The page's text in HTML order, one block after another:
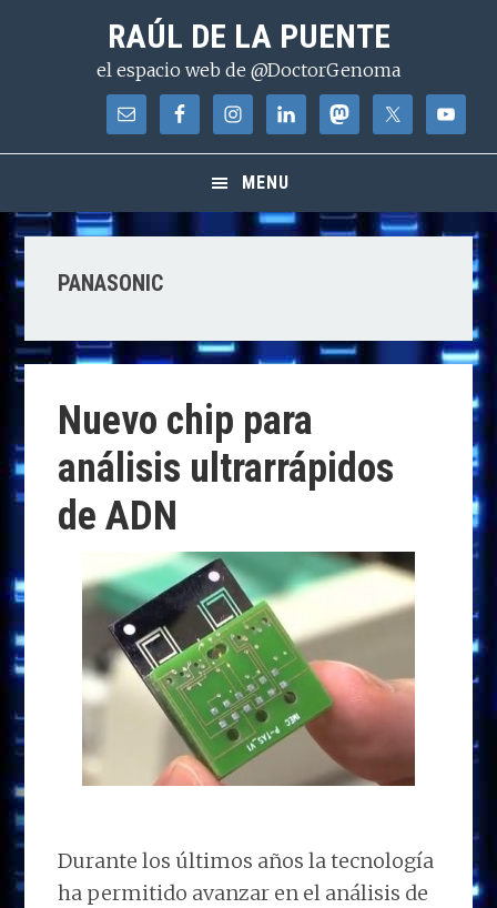
contenido
RAÚL DE LA PUENTE
el espacio web de @DoctorGenoma
MENU
PANASONIC
Nuevo chip para
análisis ultrarrápidos
de ADN
Durante los últimos años la tecnología
ha permitido avanzar en el análisis de